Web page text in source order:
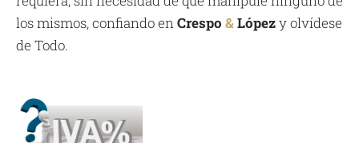
los mismos, confiando en Crespo & Lópezy olvídese
de Todo.